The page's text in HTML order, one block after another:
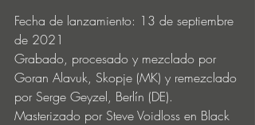
Fecha de lanzamiento: 13 de septiembre
de 2021
Grabado, procesado y mezclado por
Goran Alavuk, Skopje (MK) y remezclado
por Serge Geyzel, Berlín (DE).
Masterizado por Steve Voidloss en Black